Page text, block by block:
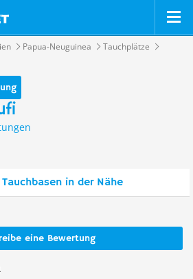
Papua-Neuguinea Tauchplätze
Tauchbasen in der Nähe
eine Bewertung